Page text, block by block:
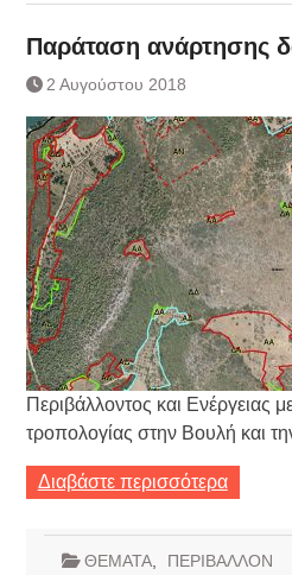
Παράταση ανάρτησης
2 Αυγούστου 2018
Περιβάλλοντος και Ενέργειας
τροπολογίας στην Βουλή και
Διαβάστε περισσότερα
ΘΕΜΑΤΑ, ΠΕΡΙΒΑΛΛΟΝ